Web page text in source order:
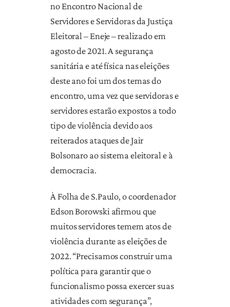
no Encontro Nacional de
Servidores e Servidoras da Justiça
Eleitoral – Eneje – realizado em
agosto de 2021. A segurança
sanitária e até física nas eleições
deste ano foi um dos temas do
encontro, uma vez que servidoras e
servidores estarão expostos a todo
tipo de violência devido aos
reiterados ataques de Jair
Bolsonaro ao sistema eleitoral e à
democracia.
À Folha de S.Paulo, o coordenador
Edson Borowski afirmou que
muitos servidores temem atos de
violência durante as eleições de
2022. “Precisamos construir uma
política para garantir que o
funcionalismo possa exercer suas
atividades com segurança”,